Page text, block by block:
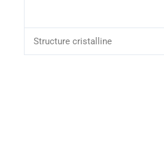
Structure cristalline